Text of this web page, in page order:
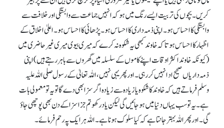
کریں۔ بچوں کی تربیت ایسے رنگ میں ہو کہ انہیں جماعت سے وابستگی اور خلافت سے
وابستگی کا احساس ہو۔ اپنی ذمہ داری کا احسا س ہو۔ پڑھائی کا احساس ہو۔ اعلیٰ اخلاق کے
اظہار کا احساس ہو تاکہ خاوند کبھی یہ شکوہ نہ کرے کہ میری بیوی میری غیر حاضری میں
(کیونکہ خاوند اکثر اوقات اپنے کاموں کے سلسلہ میں گھروں سے باہر رہتے ہیں) اپنی
ذمہ داریاں صحیح اد انہیں کر رہی۔ اور پھر یہی نہیں، اللہ تعالیٰ کے رسول صلی اللہ علیہ
وسلم فرماتے ہیں کہ خاوند کا شکوہ یا زیادہ سے زیادہ اگر سزا بھی دے گاتو یہ تو معمولی بات
ہے۔ یہ تو سب یہاں دنیا میں ہو جائیں گی لیکن یاد رکھو تم جزا سزا کے دن بھی پوچھی جاؤ
گی۔ اور پھر اللہ بہتر جانتا ہے کہ کیا سلوک ہونا ہے۔ اللہ ہر ایک پہ رحم فرمائے۔